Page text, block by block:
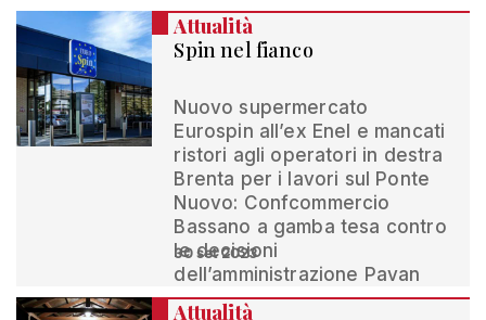
Attualità
Spin nel fianco
Nuovo supermercato
Eurospin all’ex Enel e mancati
ristori agli operatori in destra
Brenta per i lavori sul Ponte
Nuovo: Confcommercio
Bassano a gamba tesa contro
le decisioni
dell’amministrazione Pavan
30 set 2023
Attualità